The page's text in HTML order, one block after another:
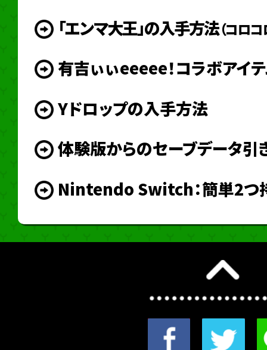
「エンマ大王」の入手方法（コロ
有吉ぃぃeeeee！コラボアイ
Yドロップの入手方法
体験版からのセーブデータ引
Nintendo Switch：簡単2つ